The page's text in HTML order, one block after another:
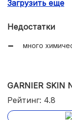
реакции.
Загрузить еще
Недостатки
много
GARNIER SKIN
Рейтинг: 4.8